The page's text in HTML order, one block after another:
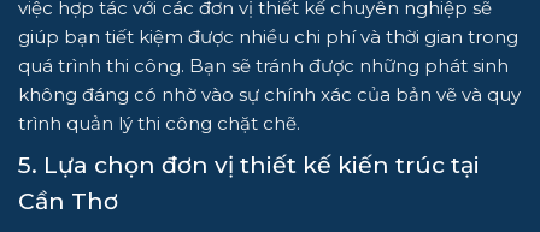
việc hợp tác với các đơn vị thiết kế chuyên nghiệp sẽ
giúp bạn tiết kiệm được nhiều chi phí và thời gian trong
quá trình thi công. Bạn sẽ tránh được những phát sinh
không đáng có nhờ vào sự chính xác của bản vẽ và quy
trình quản lý thi công chặt chẽ.
5. Lựa chọn đơn vị thiết kế kiến trúc tại
Cần Thơ